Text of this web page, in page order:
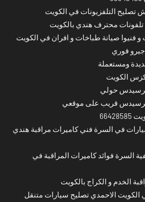
تصليح التلفزيونات في الكويت
محترف هندي بالكويت
فنيوا صيانة طباخات و افران في الكويت
فوري
ومستعملة
الكويت
حولي
قريب على موقعي
في السرة فني كاميرات مراقبة هندي
السرة فوائد كاميرات المراقبة في
الخدم و الكراج بالكويت
الكويت الاحمدي تصليح سيارات متنقل